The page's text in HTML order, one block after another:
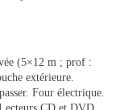
(5×12 m ; prof :
extérieure.
Four électrique.